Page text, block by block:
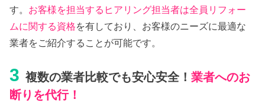
す。 お客様を担当するヒアリング担当者は全員リフォー
ムに関する資格を有しており、お客様のニーズに最適な
業者をご紹介することが可能です。
3 複数の業者比較でも安心安全！業者へのお
断りを代行！